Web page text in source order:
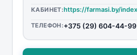
КАБИНЕТ:
ТЕЛЕФОН:+375 (29) 604-44-99